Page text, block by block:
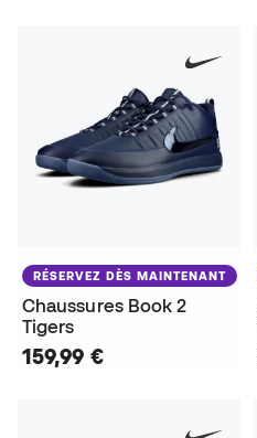
RÉSERVEZ DÈS MAINTENANT
Chaussures Book 2
Tigers
159,99 €